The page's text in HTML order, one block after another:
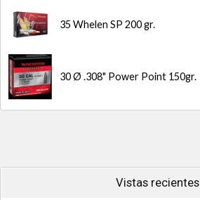
35 Whelen SP 200 gr.
30 Ø .308" Power Point 150gr.
Vistas recientes